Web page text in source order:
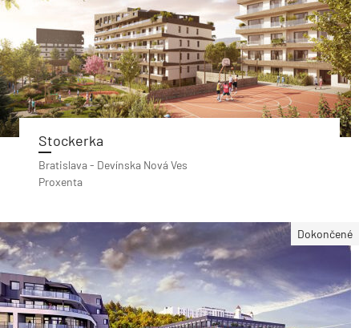
Stockerka
Bratislava - Devínska Nová Ves
Proxenta
Dokončené